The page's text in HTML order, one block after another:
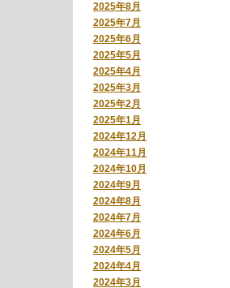
2025年8月
2025年7月
2025年6月
2025年5月
2025年4月
2025年3月
2025年2月
2025年1月
2024年12月
2024年11月
2024年10月
2024年9月
2024年8月
2024年7月
2024年6月
2024年5月
2024年4月
2024年3月